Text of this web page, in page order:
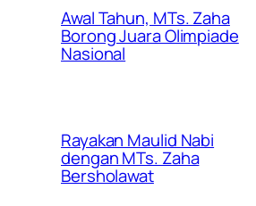
Awal Tahun, MTs. Zaha
Borong Juara Olimpiade
Nasional
Rayakan Maulid Nabi
dengan MTs. Zaha
Bersholawat